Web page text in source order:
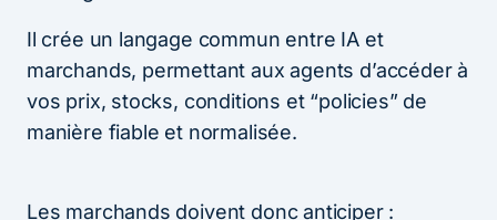
Il crée un langage commun entre IA et
marchands, permettant aux agents d’accéder à
vos prix, stocks, conditions et “policies” de
manière fiable et normalisée.
Les marchands doivent donc anticiper :